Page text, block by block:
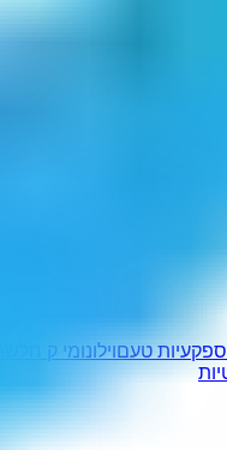
פקעיות טעםוילונומי ק חלשמ